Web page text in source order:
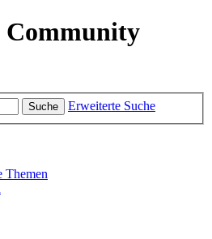
Community
Suche Erweiterte Suche
Themen